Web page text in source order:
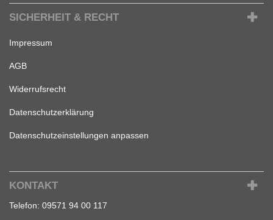
SICHERHEIT & RECHT
Impressum
AGB
Widerrufsrecht
Datenschutzerklärung
Datenschutzeinstellungen anpassen
KONTAKT
Telefon: 09571 94 00 117